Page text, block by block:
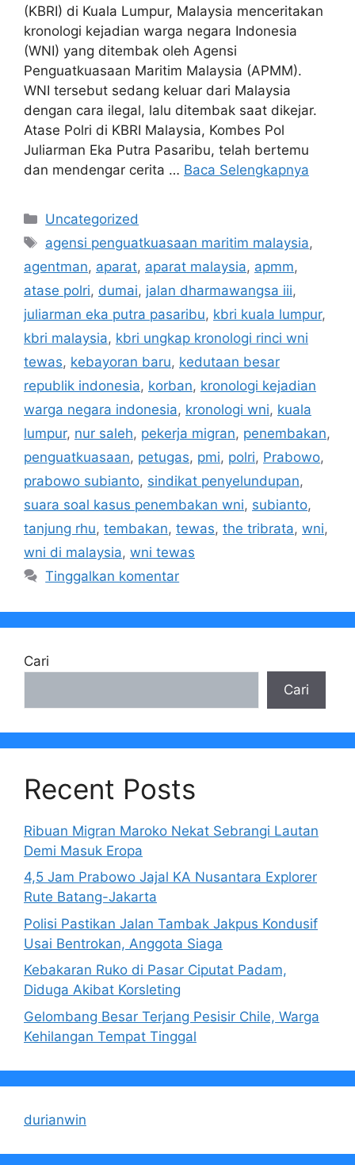
(KBRI) di Kuala Lumpur, Malaysia menceritakan
kronologi kejadian warga negara Indonesia
(WNI) yang ditembak oleh Agensi
Penguatkuasaan Maritim Malaysia (APMM).
WNI tersebut sedang keluar dari Malaysia
dengan cara ilegal, lalu ditembak saat dikejar.
Atase Polri di KBRI Malaysia, Kombes Pol
Juliarman Eka Putra Pasaribu, telah bertemu
dan mendengar cerita … Baca Selengkapnya
Kategori
Uncategorized
Tag
agensi penguatkuasaan maritim malaysia,
agentman, aparat, aparat malaysia, apmm,
atase polri, dumai, jalan dharmawangsa iii,
juliarman eka putra pasaribu, kbri kuala lumpur,
kbri malaysia, kbri ungkap kronologi rinci wni
tewas, kebayoran baru, kedutaan besar
republik indonesia, korban, kronologi kejadian
warga negara indonesia, kronologi wni, kuala
lumpur, nur saleh, pekerja migran, penembakan,
penguatkuasaan, petugas, pmi, polri, Prabowo,
prabowo subianto, sindikat penyelundupan,
suara soal kasus penembakan wni, subianto,
tanjung rhu, tembakan, tewas, the tribrata, wni,
wni di malaysia, wni tewas
Tinggalkan komentar
Cari
Cari
Recent Posts
Ribuan Migran Maroko Nekat Sebrangi Lautan
Demi Masuk Eropa
4,5 Jam Prabowo Jajal KA Nusantara Explorer
Rute Batang-Jakarta
Polisi Pastikan Jalan Tambak Jakpus Kondusif
Usai Bentrokan, Anggota Siaga
Kebakaran Ruko di Pasar Ciputat Padam,
Diduga Akibat Korsleting
Gelombang Besar Terjang Pesisir Chile, Warga
Kehilangan Tempat Tinggal
durianwin